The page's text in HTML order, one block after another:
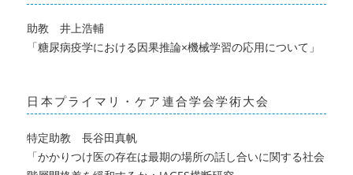
ン
同
究）
に
助教 井上浩輔
「糖尿病疫学における因果推論×機械学習の応用について」
日本プライマリ・ケア連合学会学術大会
特定助教 長谷田真帆
「かかりつけ医の存在は最期の場所の話し合いに関する社会